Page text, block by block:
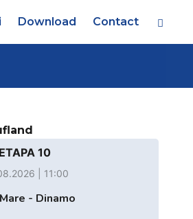
Download Contact
ETAPA 10
| 11:00
- Dinamo